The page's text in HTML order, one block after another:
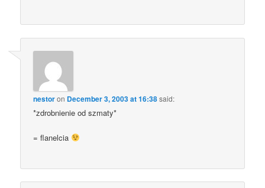
nestoron December 3, 2003 at 16:38said:
*zdrobnienie od szmaty*
= flanelcia